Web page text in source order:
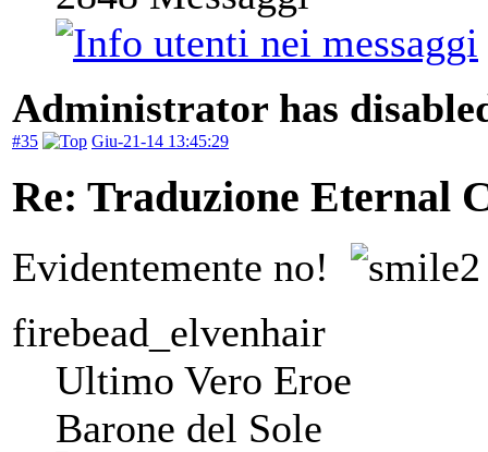
Administrator has
#35 Giu-21-14 13:45:29
Re: Traduzione Eternal
Evidentemente no!
firebead_elvenhair
Ultimo Vero Eroe
Barone del Sole